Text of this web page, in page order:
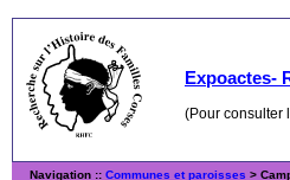
Expoactes-
(Pour consulter
Navigation :: Communes et paroisses >